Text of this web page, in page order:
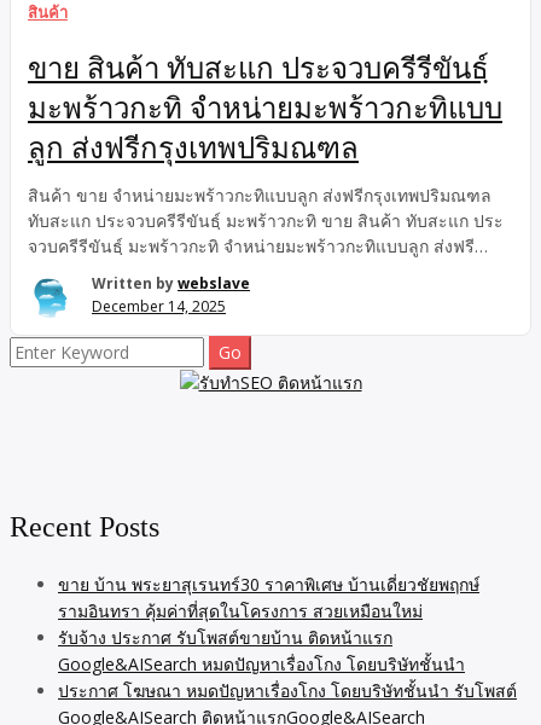
สินค้า
ขาย สินค้า ทับสะแก ประจวบครีรีขันธฺ์
มะพร้าวกะทิ จำหน่ายมะพร้าวกะทิแบบ
ลูก ส่งฟรีกรุงเทพปริมณฑล
สินค้า ขาย จำหน่ายมะพร้าวกะทิแบบลูก ส่งฟรีกรุงเทพปริมณฑล
ทับสะแก ประจวบครีรีขันธฺ์ มะพร้าวกะทิ ขาย สินค้า ทับสะแก ประ
จวบครีรีขันธฺ์ มะพร้าวกะทิ จำหน่ายมะพร้าวกะทิแบบลูก ส่งฟรี
กรุงเทพปริมณฑล ประจวบครีรีขันธฺ์ ส่งฟรีกรุงเทพปริมณฑล
จำหน่ายมะพร้าวกะทิแบบลูก ขาย สินค้า มะพร้าวกะทิ ทับสะแก
มะพร้าวทับสะแกเนื้อฟู มะพร้าวกะทิทับสะแก ส่งฟรีกรุงเทพ
ปริมณฑล | มะพร้าวเนื้อนุ่มหอมมันพรีเมียม ประจวบครีรีขันธฺ
มะพร้าวกะทิ ขายมะพร้าวกะทิทับสะแก ปลีก-ส่ง ราคาร้านค้า ราคา
ปลีก มะพร้าวทับสะแกเนื้อฟู มะพร้าวกะทิทับสะแก ส่งฟรีกรุงเทพ
จำหน่ายมะพร้าวกะทิแบบลูก ทับสะแก ราคาปลีก ราคาร้านค้า ส่ง
Written bywebslave
December 14, 2025
Search
for:
Recent Posts
ขาย บ้าน พระยาสุเรนทร์30 ราคาพิเศษ บ้านเดี่ยวชัยพฤกษ์
รามอินทรา คุ้มค่าที่สุดในโครงการ สวยเหมือนใหม่
รับจ้าง ประกาศ รับโพสต์ขายบ้าน ติดหน้าแรก
Google&AISearch หมดปัญหาเรื่องโกง โดยบริษัทชั้นนำ
ประกาศ โฆษณา หมดปัญหาเรื่องโกง โดยบริษัทชั้นนำ รับโพสต์
Google&AISearch ติดหน้าแรกGoogle&AISearch